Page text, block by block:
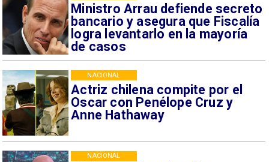
Ministro Arrau defiende secreto
bancario y asegura que Fiscalía
logra levantarlo en la mayoría
de casos
Actriz chilena compite por el
Oscar con Penélope Cruz y
Anne Hathaway
NACIONAL
NACIONAL